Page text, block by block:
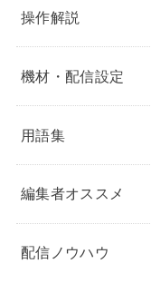
操作解説
機材・配信設定
用語集
編集者オススメ
配信ノウハウ